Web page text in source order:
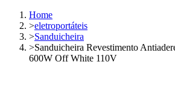
Home
>eletroportáteis
>Sanduicheira
>Sanduicheira Revestimento
600W Off White 110V